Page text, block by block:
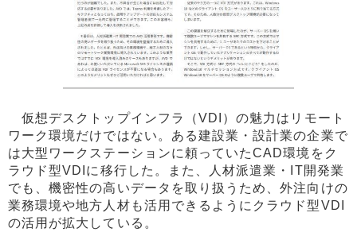
仮想デスクトップインフラ（VDI）の魅力はリモート
ワーク環境だけではない。ある建設業・設計業の企業で
は大型ワークステーションに頼っていたCAD環境をク
ラウド型VDIに移行した。また、人材派遣業・IT開発業
でも、機密性の高いデータを取り扱うため、外注向けの
業務環境や地方人材も活用できるようにクラウド型VDI
の活用が拡大している。